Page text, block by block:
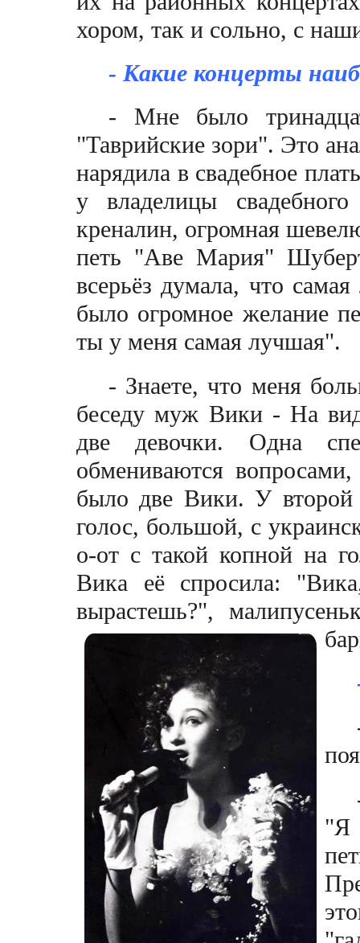
хором, так и сольно, с
- Какие концерты
- Мне было
"Таврийские зори". Это
нарядила в свадебное
у владелицы
креналин, огромная
петь "Аве Mария"
всерьёз думала, что
было огромное желание
ты у меня самая
- Знаете, что меня
беседу муж Вики - На
две девочки. Одна
обмениваются
было две Вики. У второй
голос, большой, с
o-oт с такой копной на
Вика её спросила:
вырастешь?",
"Я